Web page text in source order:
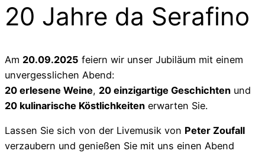
20 Jahre da Serafino
Am 20.09.2025 feiern wir unser Jubiläum mit einem
unvergesslichen Abend:
20 erlesene Weine, 20 einzigartige Geschichten und
20 kulinarische Köstlichkeiten erwarten Sie.
Lassen Sie sich von der Livemusik von Peter Zoufall
verzaubern und genießen Sie mit uns einen Abend